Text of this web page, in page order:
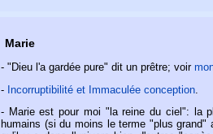
Marie
- "Dieu l'a gardée pure" dit un prêtre; voir
- Incorruptibilité et Immaculée conception
- Marie est pour moi "la reine du ciel": la
humains (si du moins le terme "plus